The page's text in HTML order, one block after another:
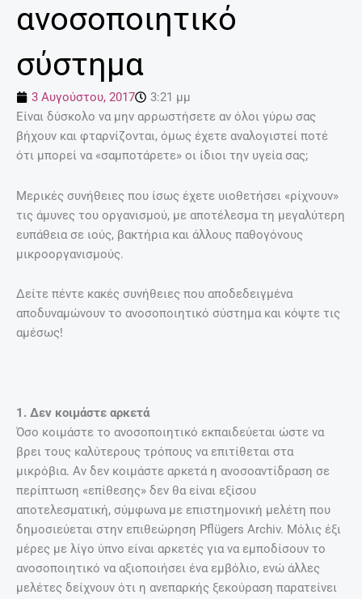
ανοσοποιητικό
σύστημα
3 Αυγούστου, 2017
3:21 μμ
Είναι δύσκολο να μην αρρωστήσετε αν όλοι γύρω σας
βήχουν και φταρνίζονται, όμως έχετε αναλογιστεί ποτέ
ότι μπορεί να «σαμποτάρετε» οι ίδιοι την υγεία σας;
Μερικές συνήθειες που ίσως έχετε υιοθετήσει «ρίχνουν»
τις άμυνες του οργανισμού, με αποτέλεσμα τη μεγαλύτερη
ευπάθεια σε ιούς, βακτήρια και άλλους παθογόνους
μικροοργανισμούς.
Δείτε πέντε κακές συνήθειες που αποδεδειγμένα
αποδυναμώνουν το ανοσοποιητικό σύστημα και κόψτε τις
αμέσως!
1. Δεν κοιμάστε αρκετά
Όσο κοιμάστε το ανοσοποιητικό εκπαιδεύεται ώστε να
βρει τους καλύτερους τρόπους να επιτίθεται στα
μικρόβια. Αν δεν κοιμάστε αρκετά η ανοσοαντίδραση σε
περίπτωση «επίθεσης» δεν θα είναι εξίσου
αποτελεσματική, σύμφωνα με επιστημονική μελέτη που
δημοσιεύεται στην επιθεώρηση Pflügers Archiv. Μόλις έξι
μέρες με λίγο ύπνο είναι αρκετές για να εμποδίσουν το
ανοσοποιητικό να αξιοποιήσει ένα εμβόλιο, ενώ άλλες
μελέτες δείχνουν ότι η ανεπαρκής ξεκούραση παρατείνει